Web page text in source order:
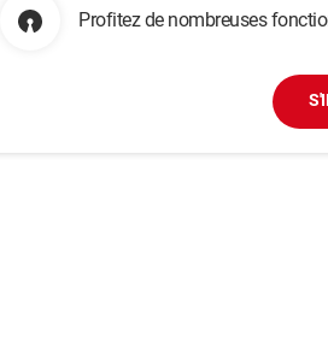
Profitez de nombreuses